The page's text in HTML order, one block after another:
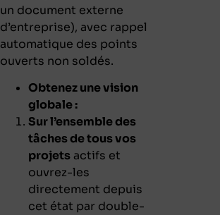
un document externe
d’entreprise), avec rappel
automatique des points
ouverts non soldés.
Obtenez une vision
globale :
Sur l’ensemble des
tâches de tous vos
projets actifs et
ouvrez-les
directement depuis
cet état par double-